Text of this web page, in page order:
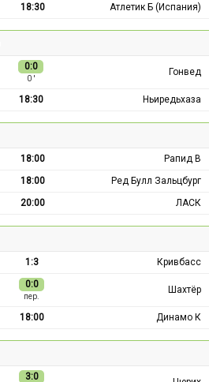
18:30 Атлетик Б (Испания)
0:0
0 ′
Гонвед
18:30 Ньиредьхаза
18:00
Рапид В
18:00
Ред Булл Зальцбург
20:00 ЛАСК
1:3 Кривбасс
0:0
пер.
Шахтёр
18:00 Динамо К
3:0